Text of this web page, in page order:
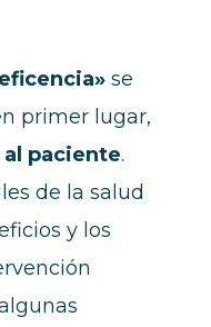
se
primer lugar,
paciente.
de la salud
y los